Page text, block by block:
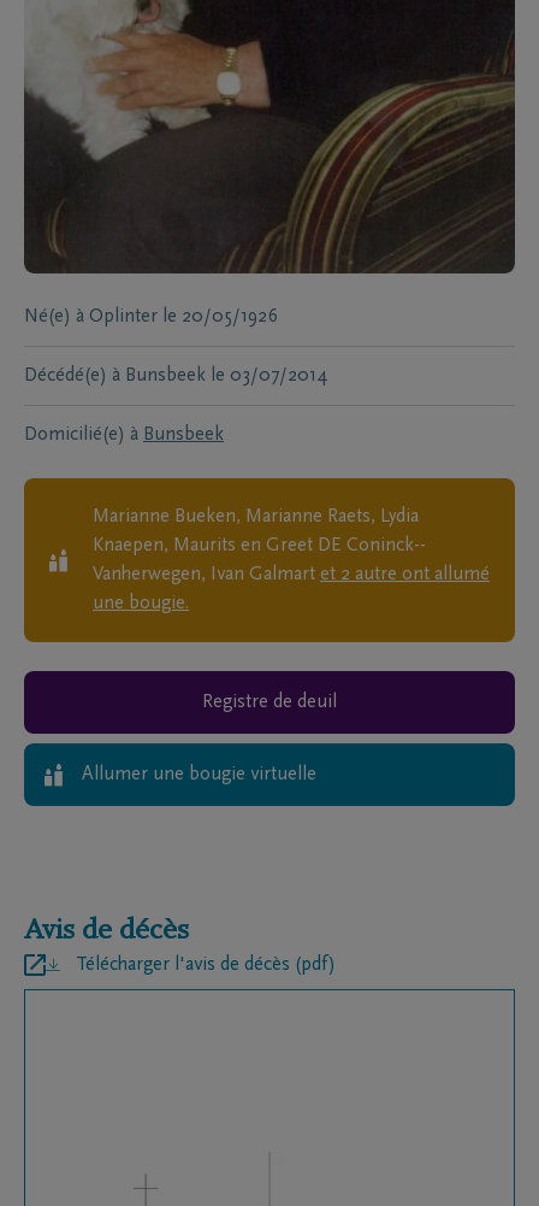
Né(e) à Oplinter le 20/05/1926
Décédé(e) à Bunsbeek le 03/07/2014
Domicilié(e) à Bunsbeek
Marianne Bueken, Marianne Raets, Lydia
Knaepen, Maurits en Greet DE Coninck--
Vanherwegen, Ivan Galmart et 2 autre ont allumé
une bougie.
Registre de deuil
Allumer une bougie virtuelle
Avis de décès
Télécharger l'avis de décès (pdf)